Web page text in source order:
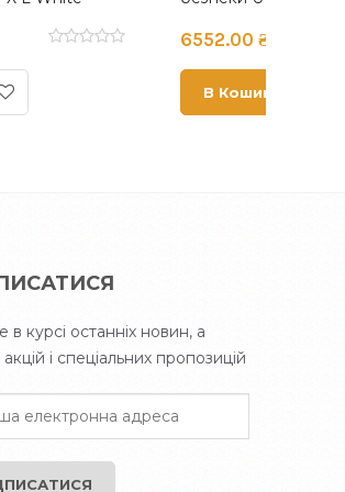
₴
Кошик
в курсі останніх новин, а
і спеціальних пропозицій